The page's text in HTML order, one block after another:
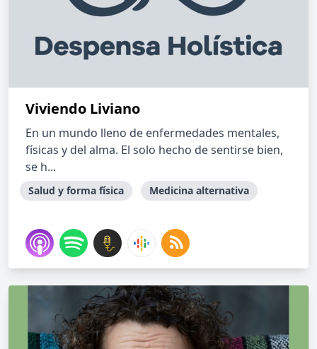
Viviendo Liviano
En un mundo lleno de enfermedades mentales,
físicas y del alma. El solo hecho de sentirse bien,
se h...
Salud y forma física Medicina alternativa